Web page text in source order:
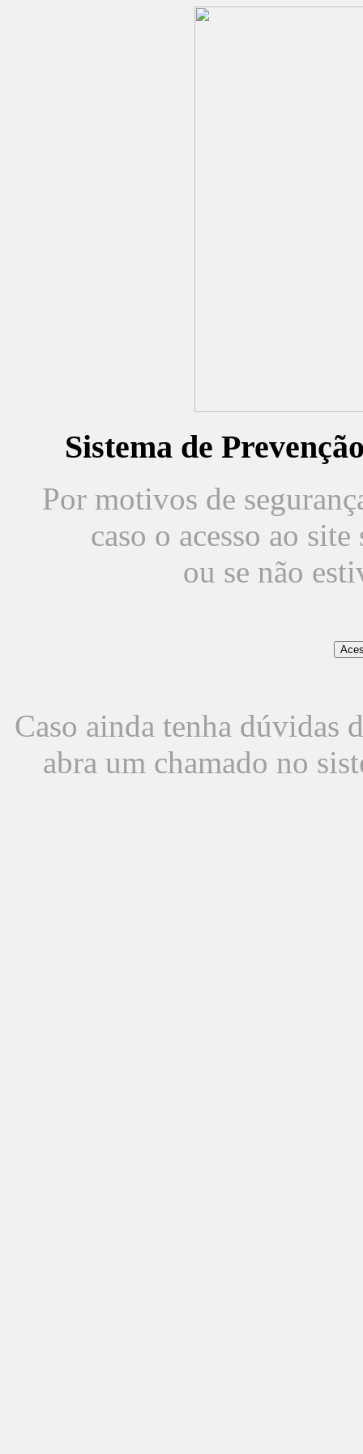
Sistema de
Por motivos de
caso o acesso ao
ou se não
Caso ainda tenha dúvidas
abra um chamado no